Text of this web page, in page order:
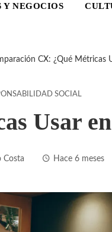
Y NEGOCIOS
CX: ¿Qué Métricas
SOCIAL
Usar
Costa Hace 6 meses